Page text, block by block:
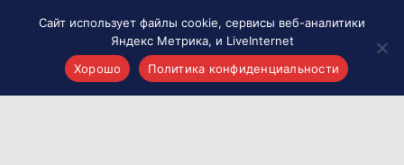
Сайт использует файлы cookie, сервисы веб-аналитики
Яндекс Метрика, и LiveInternet
Хорошо
Политика конфиденциальности